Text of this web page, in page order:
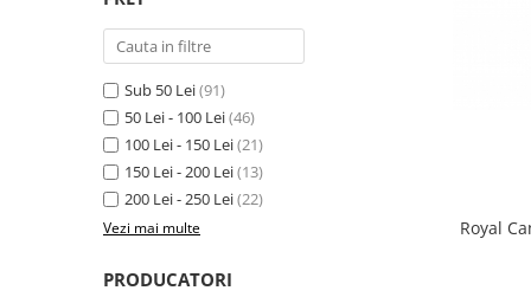
Antiparazitare interne si externe
Diverse caini
Suplimente nutritive, vitamine
Lapte Caini
Hrana economica caini
Antiparazitare interne si externe
Diverse pisici
Suplimente nutritive, vitamine
Igiena si ingrijire pisici
Asternut litiera / Nisip / Silicat
Igiena Interior
Sub 50 Lei(91)
50 Lei - 100 Lei(46)
100 Lei - 150 Lei(21)
150 Lei - 200 Lei(13)
200 Lei - 250 Lei(22)
Vezi mai multe
PRODUCATORI
Royal